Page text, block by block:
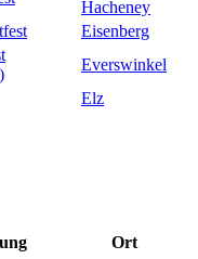
Hacheney
Eisenberg
Everswinkel
Elz
Ort